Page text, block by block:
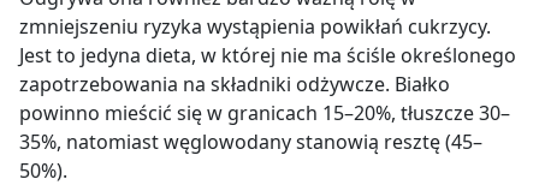
zmniejszeniu ryzyka wystąpienia powikłań cukrzycy.
Jest to jedyna dieta, w której nie ma ściśle określonego
zapotrzebowania na składniki odżywcze. Białko
powinno mieścić się w granicach 15–20%, tłuszcze 30–
35%, natomiast węglowodany stanowią resztę (45–
50%).